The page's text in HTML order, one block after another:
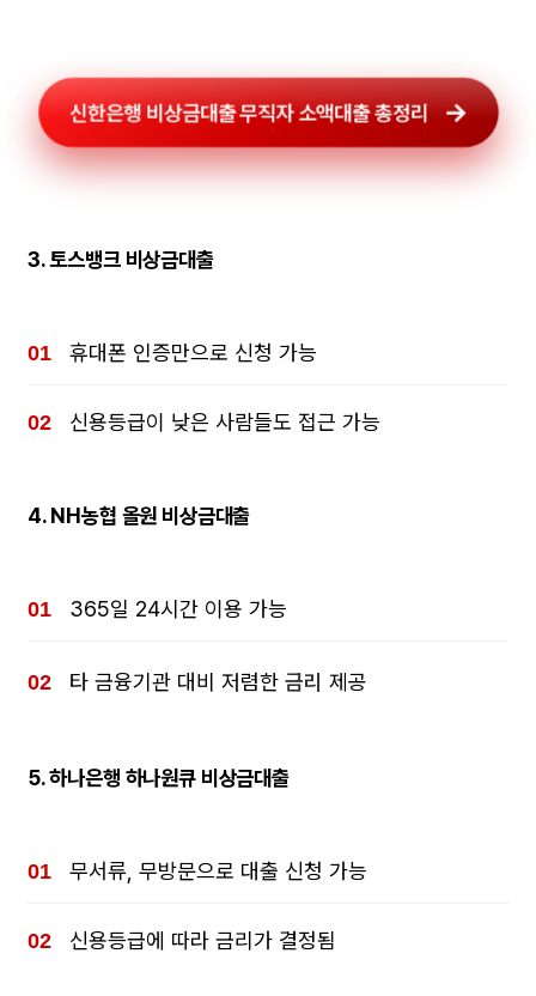
신한은행 비상금대출 무직자 소액대출 총정리
3.토스뱅크 비상금대출
휴대폰 인증만으로 신청 가능
신용등급이 낮은 사람들도 접근 가능
4.NH농협 올원 비상금대출
365일 24시간 이용 가능
타 금융기관 대비 저렴한 금리 제공
5.하나은행 하나원큐 비상금대출
무서류, 무방문으로 대출 신청 가능
신용등급에 따라 금리가 결정됨